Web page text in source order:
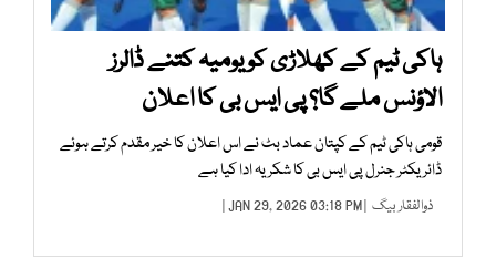
ہاکی ٹیم کے کھلاڑی کو یومیہ کتنے ڈالرز
الاؤنس ملے گا؟ پی ایس بی کا اعلان
قومی ہاکی ٹیم کے کپتان عماد بٹ نے اس اعلان کا خیر مقدم کرتے ہوئے
ڈائریکٹر جنرل پی ایس بی کا شکریہ ادا کیا ہے
ذوالفقار بیگ | JAN 29, 2026 03:18 PM |